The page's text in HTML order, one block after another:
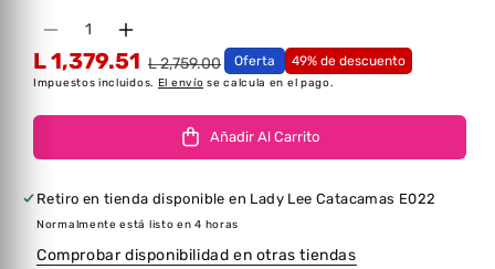
Disminuir cantidad para GHOSTBUSTERS
Cantidad
Aumentar cantidad para
L 1,379.51 L 2,759.00 Oferta 49% de descuento
Impuestos incluidos. El envío se calcula en el pago.
Añadir Al Carrito
Retiro en tienda disponible en Lady Lee Catacamas E022
Normalmente está listo en 4 horas
Comprobar disponibilidad en otras tiendas